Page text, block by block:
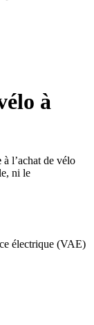
à
à l’achat de vélo
ni le
électrique (VAE)